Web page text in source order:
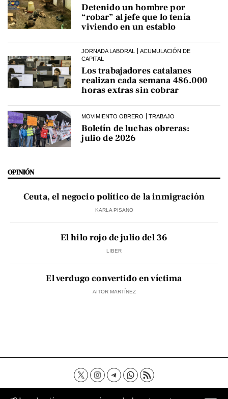
Detenido un hombre por
“robar” al jefe que lo tenía
viviendo en un establo
JORNADA LABORAL
ACUMULACIÓN DE
CAPITAL
Los trabajadores catalanes
realizan cada semana 486.000
horas extras sin cobrar
MOVIMIENTO OBRERO TRABAJO
Boletín de luchas obreras:
julio de 2026
OPINIÓN
Ceuta, el negocio político de la inmigración
KARLA PISANO
El hilo rojo de julio del 36
LIBER
El verdugo convertido en víctima
AITOR MARTÍNEZ
Contacto Aviso Legal Política de privacidad